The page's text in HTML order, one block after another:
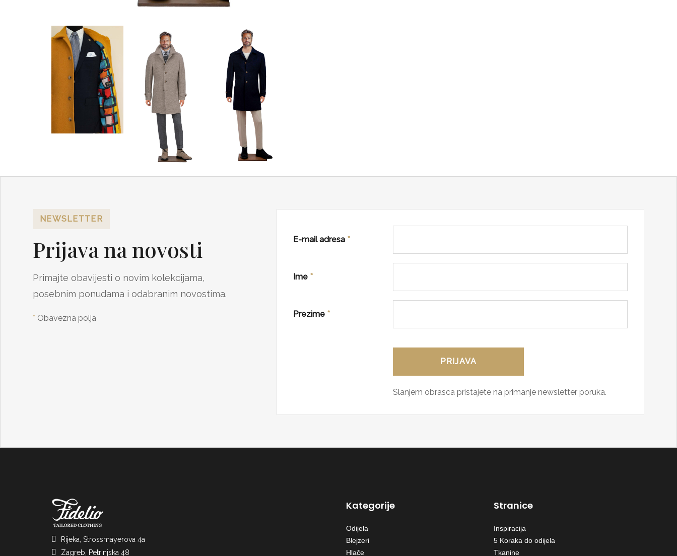
NEWSLETTER
Prijava na novosti
Primajte obavijesti o novim kolekcijama,
posebnim ponudama i odabranim novostima.
* Obavezna polja
E-mail adresa *
Ime *
Prezime *
Slanjem obrasca pristajete na primanje newsletter poruka.
Rijeka, Strossmayerova 4a
Zagreb, Petrinjska 48
Kategorije
Odijela
Blejzeri
Hlače
Stranice
Inspiracija
5 Koraka do odijela
Tkanine